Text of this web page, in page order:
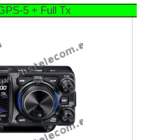
5 + Full Tx